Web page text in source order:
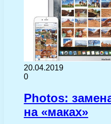
20.04.2019
0
Photos:
на «маках»